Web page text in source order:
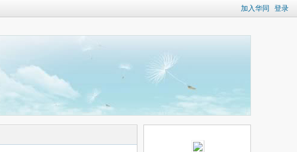
加入华同 登录